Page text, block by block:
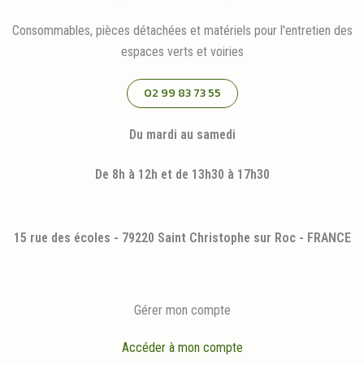
Consommables, pièces détachées et matériels pour l'entretien des
espaces verts et voiries
02 99 83 73 55
Du mardi au samedi
De 8h à 12h et de 13h30 à 17h30
15 rue des écoles - 79220 Saint Christophe sur Roc - FRANCE
Gérer mon compte
Accéder à mon compte